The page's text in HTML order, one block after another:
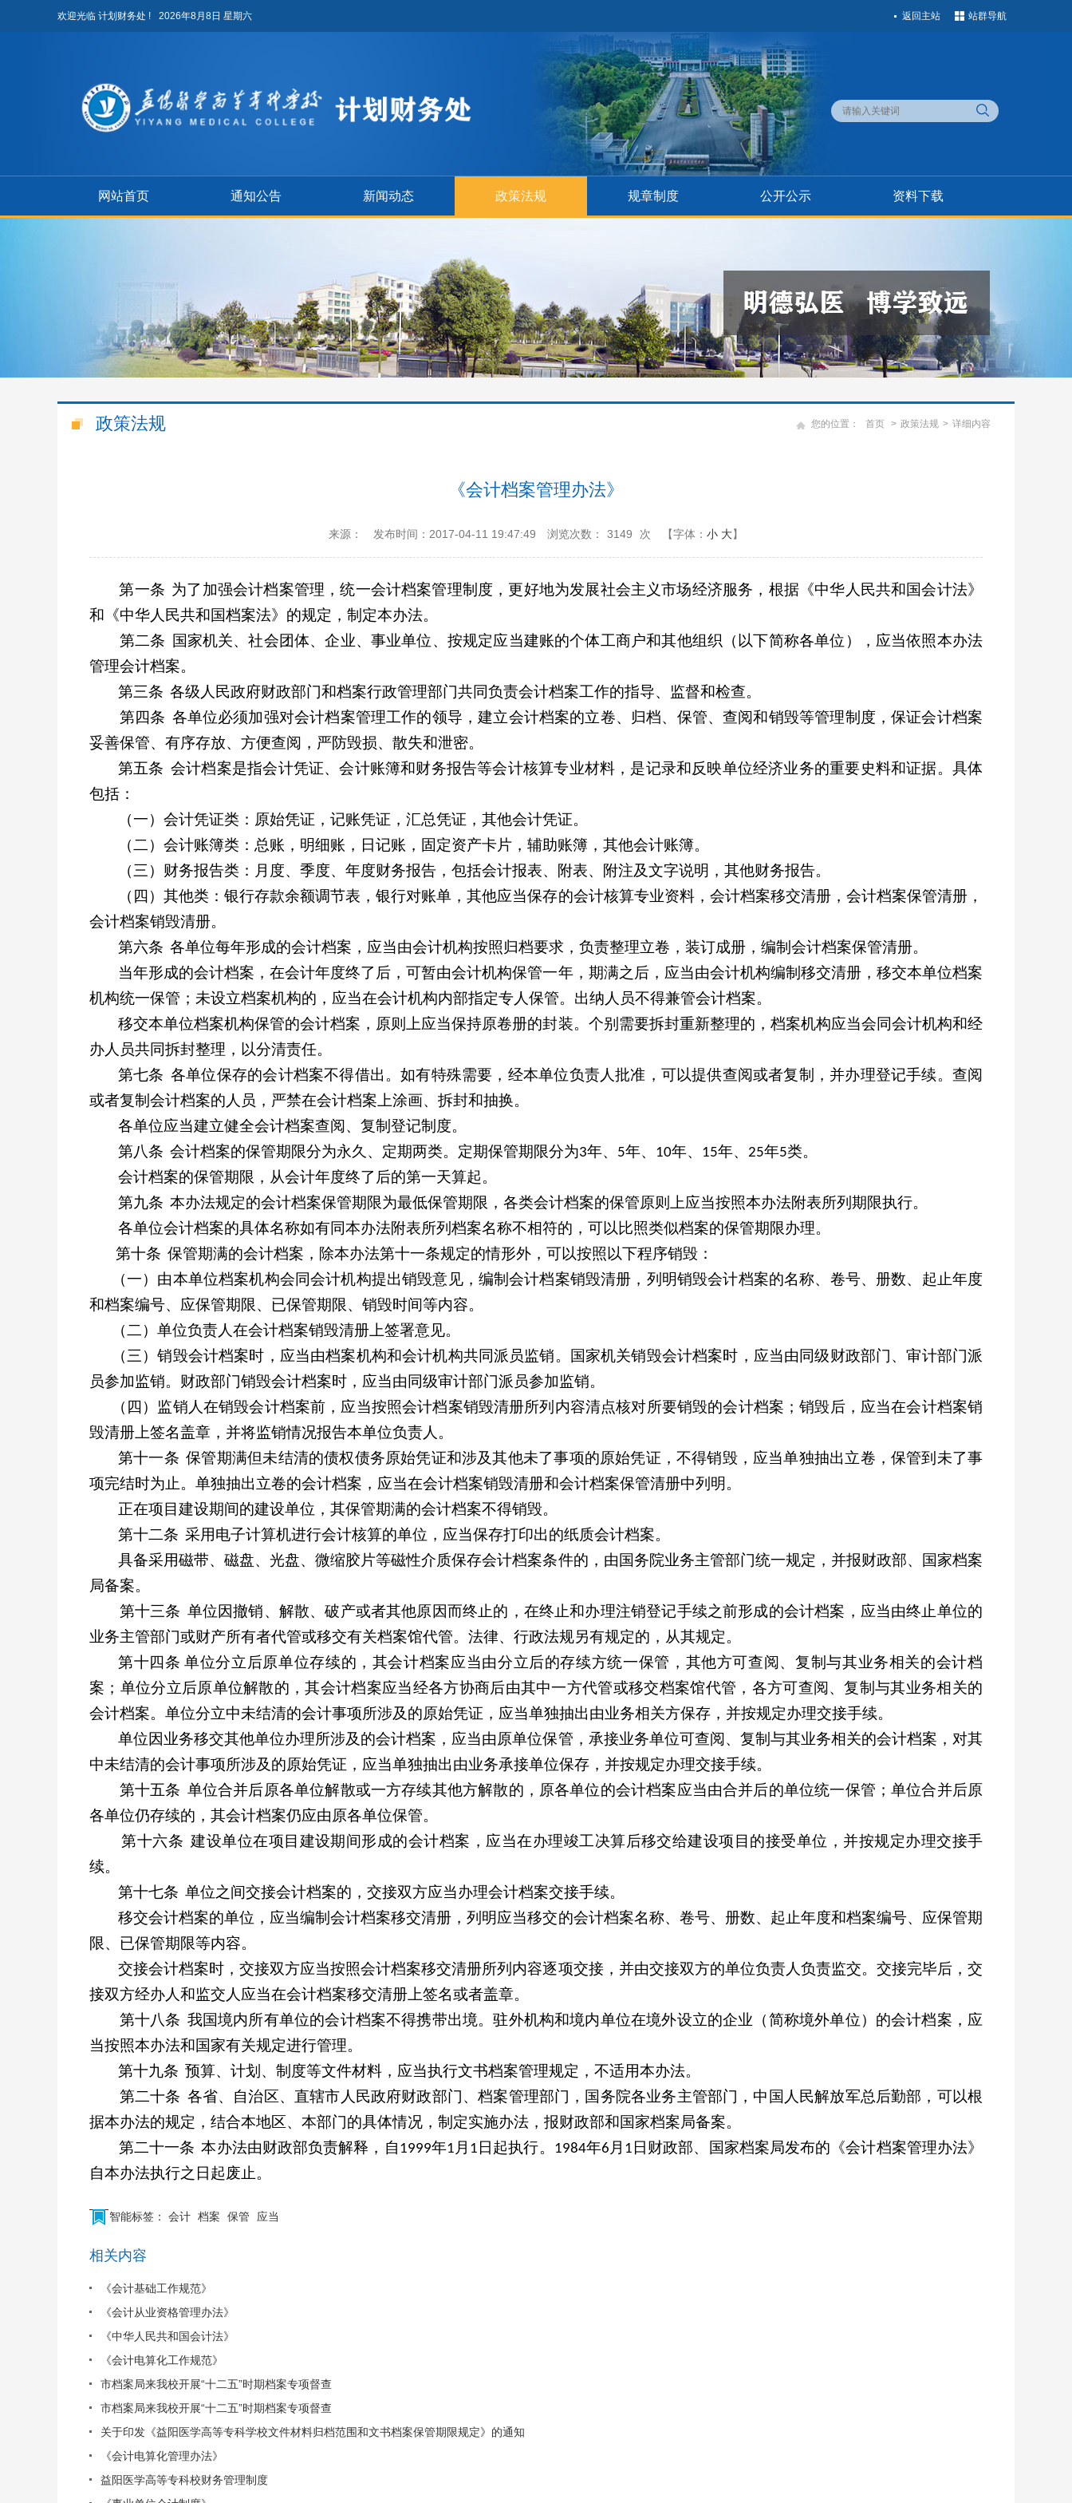
返回主站 站群导航
欢迎光临 计划财务处 ! 2026年8月8日 星期六
网站首页 通知公告 新闻动态 政策法规 规章制度 公开公示 资料下载
您的位置： 首页 > 政策法规 > 详细内容
政策法规
《会计档案管理办法》
来源： 发布时间：2017-04-11 19:47:49 浏览次数： 3149 次 【字体： 小 大】
第一条 为了加强会计档案管理，统一会计档案管理制度，更好地为发展社会主义市场经济服务，根据《中华人民共和国会计法》
和《中华人民共和国档案法》的规定，制定本办法。
第二条
国家机关、社会团体、企业、事业单位、按规定应当建账的个体工商户和其他组织（以下简称各单位），应当依照本办法
管理会计档案。
第三条 各级人民政府财政部门和档案行政管理部门共同负责会计档案工作的指导、监督和检查。
第四条 各单位必须加强对会计档案管理工作的领导，建立会计档案的立卷、归档、保管、查阅和销毁等管理制度，保证会计档案
妥善保管、有序存放、方便查阅，严防毁损、散失和泄密。
第五条 会计档案是指会计凭证、会计账簿和财务报告等会计核算专业材料，是记录和反映单位经济业务的重要史料和证据。具体
包括：
（一）会计凭证类：原始凭证，记账凭证，汇总凭证，其他会计凭证。
（二）会计账簿类：总账，明细账，日记账，固定资产卡片，辅助账簿，其他会计账簿。
（三）财务报告类：月度、季度、年度财务报告，包括会计报表、附表、附注及文字说明，其他财务报告。
（四）其他类：银行存款余额调节表，银行对账单，其他应当保存的会计核算专业资料，会计档案移交清册，会计档案保管清册，
会计档案销毁清册。
第六条 各单位每年形成的会计档案，应当由会计机构按照归档要求，负责整理立卷，装订成册，编制会计档案保管清册。
当年形成的会计档案，在会计年度终了后，可暂由会计机构保管一年，期满之后，应当由会计机构编制移交清册，移交本单位档案
机构统一保管；未设立档案机构的，应当在会计机构内部指定专人保管。出纳人员不得兼管会计档案。
移交本单位档案机构保管的会计档案，原则上应当保持原卷册的封装。个别需要拆封重新整理的，档案机构应当会同会计机构和经
办人员共同拆封整理，以分清责任。
第七条 各单位保存的会计档案不得借出。如有特殊需要，经本单位负责人批准，可以提供查阅或者复制，并办理登记手续。查阅
或者复制会计档案的人员，严禁在会计档案上涂画、拆封和抽换。
各单位应当建立健全会计档案查阅、复制登记制度。
第八条 会计档案的保管期限分为永久、定期两类。定期保管期限分为3年、 5年、 10年、 15年、 25年5类。
会计档案的保管期限，从会计年度终了后的第一天算起。
第九条 本办法规定的会计档案保管期限为最低保管期限，各类会计档案的保管原则上应当按照本办法附表所列期限执行。
各单位会计档案的具体名称如有同本办法附表所列档案名称不相符的，可以比照类似档案的保管期限办理。
第十条 保管期满的会计档案，除本办法第十一条规定的情形外，可以按照以下程序销毁：
（一）由本单位档案机构会同会计机构提出销毁意见，编制会计档案销毁清册，列明销毁会计档案的名称、卷号、册数、起止年度
和档案编号、应保管期限、已保管期限、销毁时间等内容。
（二）单位负责人在会计档案销毁清册上签署意见。
（三）销毁会计档案时，应当由档案机构和会计机构共同派员监销。国家机关销毁会计档案时，应当由同级财政部门、审计部门派
员参加监销。财政部门销毁会计档案时，应当由同级审计部门派员参加监销。
（四）监销人在销毁会计档案前，应当按照会计档案销毁清册所列内容清点核对所要销毁的会计档案；销毁后，应当在会计档案销
毁清册上签名盖章，并将监销情况报告本单位负责人。
第十一条 保管期满但未结清的债权债务原始凭证和涉及其他未了事项的原始凭证，不得销毁，应当单独抽出立卷，保管到未了事
项完结时为止。单独抽出立卷的会计档案，应当在会计档案销毁清册和会计档案保管清册中列明。
正在项目建设期间的建设单位，其保管期满的会计档案不得销毁。
第十二条 采用电子计算机进行会计核算的单位，应当保存打印出的纸质会计档案。
具备采用磁带、磁盘、光盘、微缩胶片等磁性介质保存会计档案条件的，由国务院业务主管部门统一规定，并报财政部、国家档案
局备案。
第十三条 单位因撤销、解散、破产或者其他原因而终止的，在终止和办理注销登记手续之前形成的会计档案，应当由终止单位的
业务主管部门或财产所有者代管或移交有关档案馆代管。法律、行政法规另有规定的，从其规定。
第十四条 单位分立后原单位存续的，其会计档案应当由分立后的存续方统一保管，其他方可查阅、复制与其业务相关的会计档
案；单位分立后原单位解散的，其会计档案应当经各方协商后由其中一方代管或移交档案馆代管，各方可查阅、复制与其业务相关的
会计档案。单位分立中未结清的会计事项所涉及的原始凭证，应当单独抽出由业务相关方保存，并按规定办理交接手续。
单位因业务移交其他单位办理所涉及的会计档案，应当由原单位保管，承接业务单位可查阅、复制与其业务相关的会计档案，对其
中未结清的会计事项所涉及的原始凭证，应当单独抽出由业务承接单位保存，并按规定办理交接手续。
第十五条 单位合并后原各单位解散或一方存续其他方解散的，原各单位的会计档案应当由合并后的单位统一保管；单位合并后原
各单位仍存续的，其会计档案仍应由原各单位保管。
第十六条 建设单位在项目建设期间形成的会计档案，应当在办理竣工决算后移交给建设项目的接受单位，并按规定办理交接手
续。
第十七条 单位之间交接会计档案的，交接双方应当办理会计档案交接手续。
移交会计档案的单位，应当编制会计档案移交清册，列明应当移交的会计档案名称、卷号、册数、起止年度和档案编号、应保管期
限、已保管期限等内容。
交接会计档案时，交接双方应当按照会计档案移交清册所列内容逐项交接，并由交接双方的单位负责人负责监交。交接完毕后，交
接双方经办人和监交人应当在会计档案移交清册上签名或者盖章。
第十八条 我国境内所有单位的会计档案不得携带出境。驻外机构和境内单位在境外设立的企业（简称境外单位）的会计档案，应
当按照本办法和国家有关规定进行管理。
第十九条 预算、计划、制度等文件材料，应当执行文书档案管理规定，不适用本办法。
第二十条 各省、自治区、直辖市人民政府财政部门、档案管理部门，国务院各业务主管部门，中国人民解放军总后勤部，可以根
据本办法的规定，结合本地区、本部门的具体情况，制定实施办法，报财政部和国家档案局备案。
第二十一条 本办法由财政部负责解释，自 1999年1 月 1 日起执行。 1984年6 月 1 日财政部、国家档案局发布的《会计档案管理办法》
自本办法执行之日起废止。
智能标签： 会计 档案 保管 应当
相关内容
《会计基础工作规范》
《会计从业资格管理办法》
《中华人民共和国会计法》
《会计电算化工作规范》
市档案局来我校开展“十二五”时期档案专项督查
市档案局来我校开展“十二五”时期档案专项督查
关于印发《益阳医学高等专科学校文件材料归档范围和文书档案保管期限规定》的通知
《会计电算化管理办法》
益阳医学高等专科校财务管理制度